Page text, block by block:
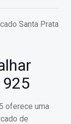
oferece uma
de